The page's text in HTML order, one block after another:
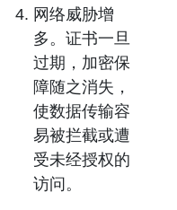
网络威胁增
多。 证书一旦
过期，加密保
障随之消失，
使数据传输容
易被拦截或遭
受未经授权的
访问。